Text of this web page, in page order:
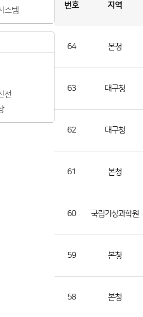
스템
전
시
판
로
지
목,
번호 지역
64 본청
63 대구청
62 대구청
61 본청
60 국립기상과학원
59 본청
58 본청